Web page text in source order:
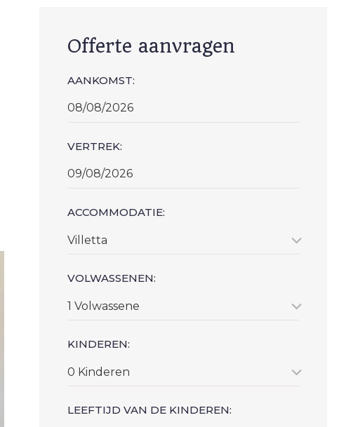
Offerte aanvragen
AANKOMST:
VERTREK:
ACCOMMODATIE:
Villetta
VOLWASSENEN:
1 Volwassene
KINDEREN:
0 Kinderen
LEEFTIJD VAN DE KINDEREN: